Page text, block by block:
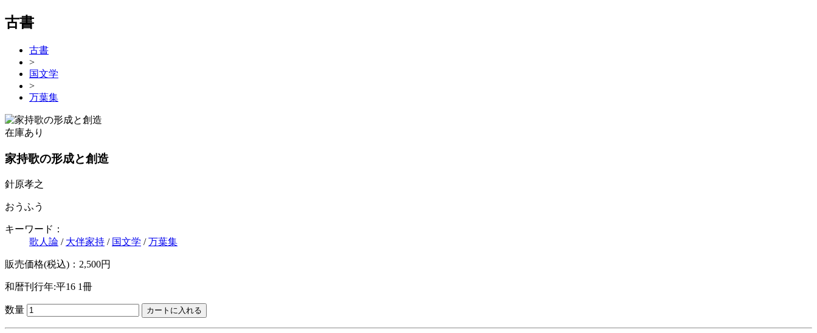
古書
古書
>
国文学
>
万葉集
在庫あり
家持歌の形成と創造
針原孝之
おうふう
キーワード：
歌人論 / 大伴家持 / 国文学 /万葉集
販売価格(税込)：2,500円
和暦刊行年:平16 1冊
数量